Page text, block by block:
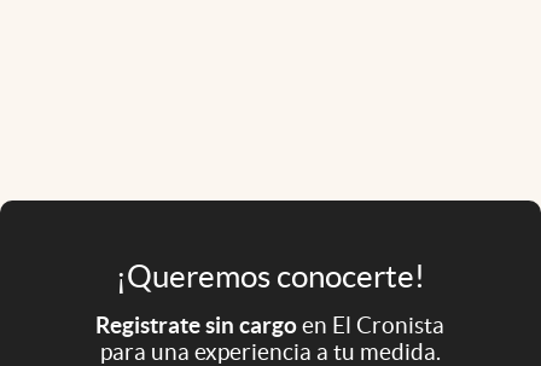
¡Queremos conocerte!
Registrate sin cargoen El Cronista
para una experiencia a tu medida.